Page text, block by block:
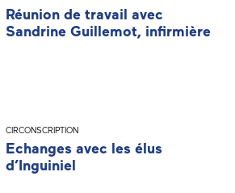
Réunion de travail avec
Sandrine Guillemot, infirmière
CIRCONSCRIPTION
Echanges avec les élus
d’Inguiniel